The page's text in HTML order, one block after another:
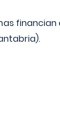
financian